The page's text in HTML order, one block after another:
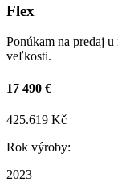
Flex
Ponúkam na predaj
veľkosti.
17 490 €
425.619 Kč
Rok výroby:
2023